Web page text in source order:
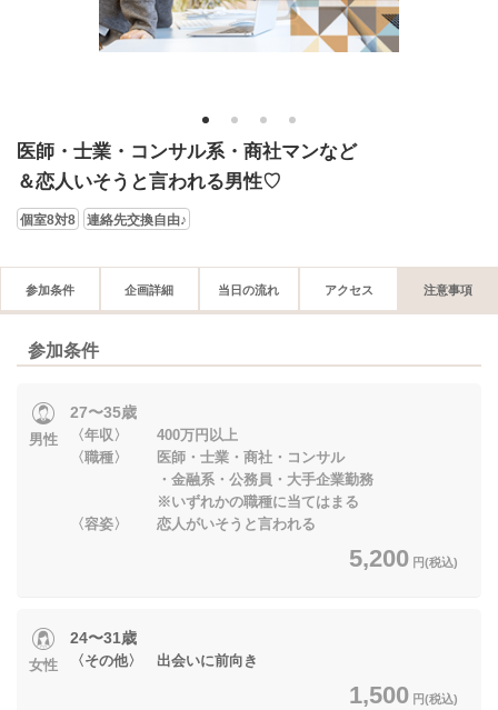
1 2 3 4
医師・士業・コンサル系・商社マンなど
＆恋人いそうと言われる男性♡
個室8対8 連絡先交換自由♪
参加条件 企画詳細 当日の流れ アクセス 注意事項
参加条件
男性
27〜35歳
〈年収〉 400万円以上
〈職種〉 医師・士業・商社・コンサル
・金融系・公務員・大手企業勤務
※いずれかの職種に当てはまる
〈容姿〉 恋人がいそうと言われる
5,200 円(税込)
女性
24〜31歳
〈その他〉 出会いに前向き
1,500 円(税込)